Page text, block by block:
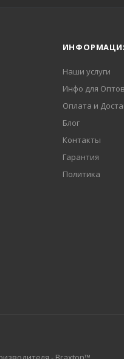
Наши услуги
Инфо для
Оплата и
Блог
Контакты
Гарантия
Политика